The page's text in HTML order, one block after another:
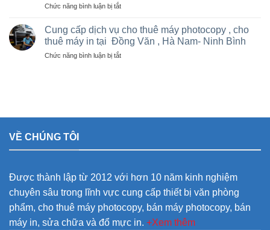
động
ở
thanh
các
công
nghiệp
Photocopy
phòng
rẻ
Chức năng bình luận bị tắtở
cấp
máy
hủy
tài
doanh
đại
Thanh
Trì,
Tín
–
Cung cấp dịch vụ cho thuê máy photocopy , cho
thuê máy in tại Đồng Văn , Hà Nam- Ninh Bình
Chức năng bình luận bị tắtở
thuê
máy
Đồng
VỀ CHÚNG TÔI
Được thành lập từ 2012 với hơn 10 năm kinh nghiệm
chuyên sâu trong lĩnh vực cung cấp thiết bị văn phòng
phẩm, cho thuê máy photocopy, bán máy photocopy, bán
máy in, sửa chữa và đổ mực in. +Xem thêm